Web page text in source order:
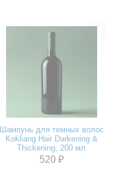
Шампунь для темных волос
Kokliang Hair Darkening &
Thickening, 200 мл
520 ₽